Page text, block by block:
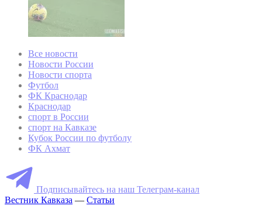
Все новости
Новости России
Новости спорта
Футбол
ФК Краснодар
Краснодар
спорт в России
спорт на Кавказе
Кубок России по футболу
ФК Ахмат
Подписывайтесь на наш Телеграм-канал
Вестник Кавказа — Статьи